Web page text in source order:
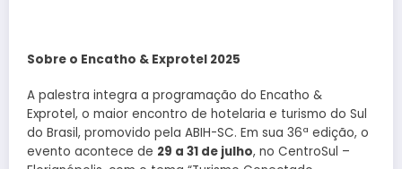
Sobre o Encatho & Exprotel 2025
A palestra integra a programação do Encatho &
Exprotel, o maior encontro de hotelaria e turismo do Sul
do Brasil, promovido pela ABIH-SC. Em sua 36ª edição, o
evento acontece de 29 a 31 de julho, no CentroSul –